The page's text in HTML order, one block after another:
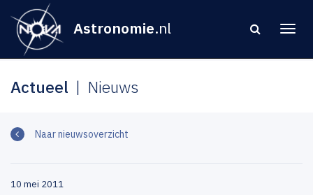
Astronomie.nl
Actueel Nieuws
Naar nieuwsoverzicht
10 mei 2011